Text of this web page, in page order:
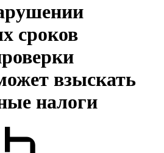
сроков
взыскать
налоги